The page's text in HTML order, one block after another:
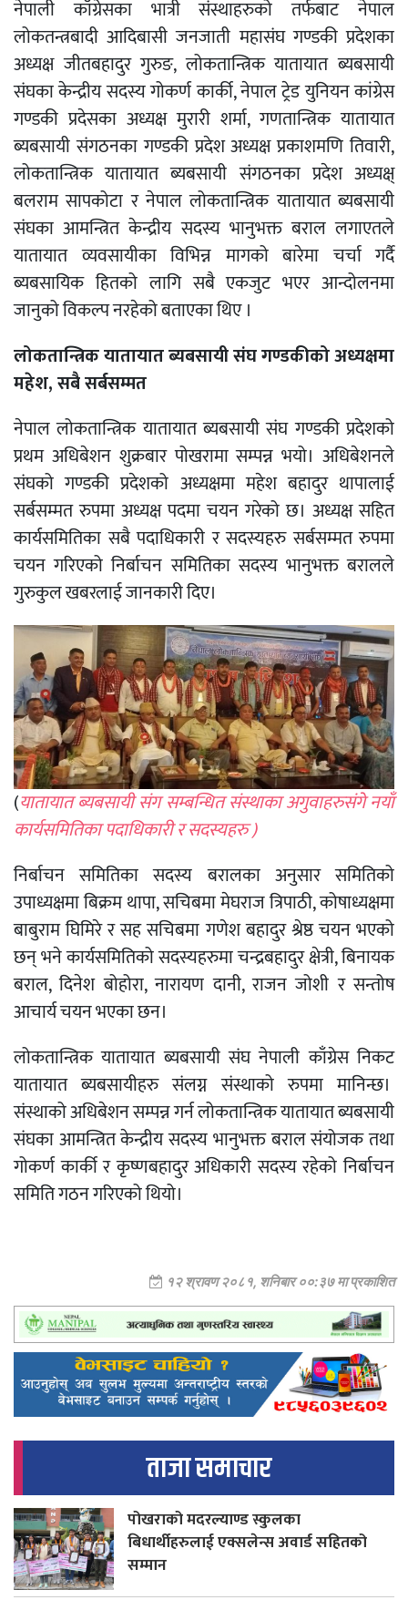
नेपाली काँग्रेसका भात्री संस्थाहरुको तर्फबाट नेपाल
लोकतन्त्रबादी आदिबासी जनजाती महासंघ गण्डकी प्रदेशका
अध्यक्ष जीतबहादुर गुरुङ, लोकतान्त्रिक यातायात ब्यबसायी
संघका केन्द्रीय सदस्य गोकर्ण कार्की, नेपाल ट्रेड युनियन कांग्रेस
गण्डकी प्रदेसका अध्यक्ष मुरारी शर्मा, गणतान्त्रिक यातायात
ब्यबसायी संगठनका गण्डकी प्रदेश अध्यक्ष प्रकाशमणि तिवारी,
लोकतान्त्रिक यातायात ब्यबसायी संगठनका प्रदेश अध्यक्ष्
बलराम सापकोटा र नेपाल लोकतान्त्रिक यातायात ब्यबसायी
संघका आमन्त्रित केन्द्रीय सदस्य भानुभक्त बराल लगाएतले
यातायात व्यवसायीका विभिन्न मागको बारेमा चर्चा गर्दै
ब्यबसायिक हितको लागि सबै एकजुट भएर आन्दोलनमा
जानुको विकल्प नरहेको बताएका थिए ।
लोकतान्त्रिक यातायात ब्यबसायी संघ गण्डकीको अध्यक्षमा
महेश, सबै सर्बसम्मत
नेपाल लोकतान्त्रिक यातायात ब्यबसायी संघ गण्डकी प्रदेशको
प्रथम अधिबेशन शुक्रबार पोखरामा सम्पन्न भयो। अधिबेशनले
संघको गण्डकी प्रदेशको अध्यक्षमा महेश बहादुर थापालाई
सर्बसम्मत रुपमा अध्यक्ष पदमा चयन गरेको छ। अध्यक्ष सहित
कार्यसमितिका सबै पदाधिकारी र सदस्यहरु सर्बसम्मत रुपमा
चयन गरिएको निर्बाचन समितिका सदस्य भानुभक्त बरालले
गुरुकुल खबरलाई जानकारी दिए।
(यातायात ब्यबसायी संग सम्बन्धित संस्थाका अगुवाहरुसंगे नयाँ
कार्यसमितिका पदाधिकारी र सदस्यहरु )
निर्बाचन समितिका सदस्य बरालका अनुसार समितिको
उपाध्यक्षमा बिक्रम थापा, सचिबमा मेघराज त्रिपाठी, कोषाध्यक्षमा
बाबुराम घिमिरे र सह सचिबमा गणेश बहादुर श्रेष्ठ चयन भएको
छन् भने कार्यसमितिको सदस्यहरुमा चन्द्रबहादुर क्षेत्री, बिनायक
बराल, दिनेश बोहोरा, नारायण दानी, राजन जोशी र सन्तोष
आचार्य चयन भएका छन।
लोकतान्त्रिक यातायात ब्यबसायी संघ नेपाली काँग्रेस निकट
यातायात ब्यबसायीहरु संलग्न संस्थाको रुपमा मानिन्छ।
संस्थाको अधिबेशन सम्पन्न गर्न लोकतान्त्रिक यातायात ब्यबसायी
संघका आमन्त्रित केन्द्रीय सदस्य भानुभक्त बराल संयोजक तथा
गोकर्ण कार्की र कृष्णबहादुर अधिकारी सदस्य रहेको निर्बाचन
समिति गठन गरिएको थियो।
१२ श्रावण २०८१, शनिबार ००:३७ मा प्रकाशित
ताजा समाचार
पोखराको मदरल्याण्ड स्कुलका
बिधार्थीहरुलाई एक्सलेन्स अवार्ड सहितको
सम्मान